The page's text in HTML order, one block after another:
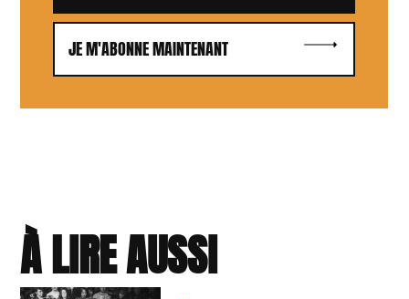
JE M'ABONNE MAINTENANT
À LIRE AUSSI